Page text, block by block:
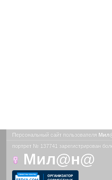
Персональный сайт пользователя
портрет № 137741 зарегистрирован
Мил@н@